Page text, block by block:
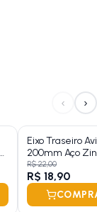
‹ ›
Eixo Traseiro
200mm Aço
Grosso 3/8
R$ 22,00
R$ 18,90